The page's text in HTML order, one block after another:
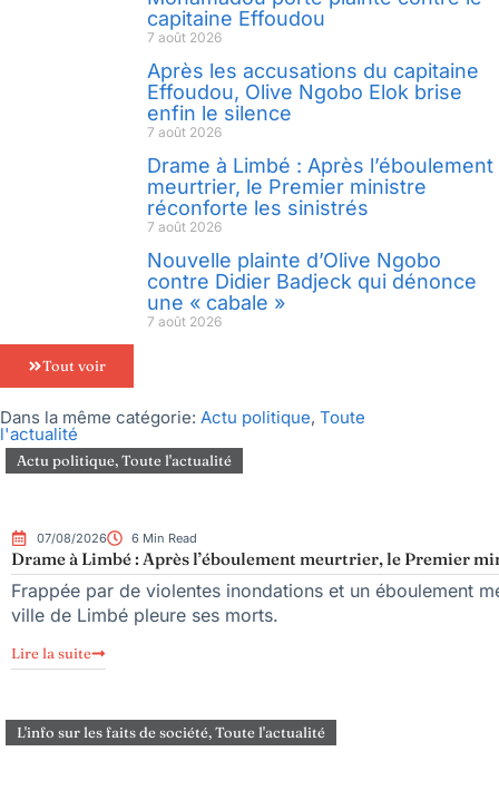
capitaine Effoudou
7 août 2026
Après les accusations du capitaine
Effoudou, Olive Ngobo Elok brise
enfin le silence
7 août 2026
Drame à Limbé : Après l’éboulement
meurtrier, le Premier ministre
réconforte les sinistrés
7 août 2026
Nouvelle plainte d’Olive Ngobo
contre Didier Badjeck qui dénonce
une « cabale »
7 août 2026
Tout voir
Dans la même catégorie: Actu politique, Toute
l'actualité
Actu politique,Toute l'actualité
07/08/2026 6 Min Read
Drame à Limbé : Après l’éboulement meurtrier, le Premier
Frappée par de violentes inondations et un éboulement
ville de Limbé pleure ses morts.
Lire la suite
L'info sur les faits de société,Toute l'actualité